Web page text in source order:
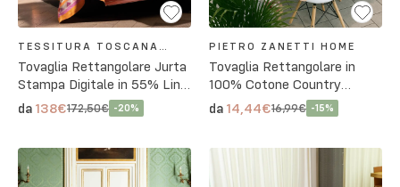
TESSITURA TOSCANA
TELERIE
Tovaglia Rettangolare Jurta
Stampa Digitale in 55% Lino
e 45% Cotone - 2 Misure
da 138€172,50€ -20%
PIETRO ZANETTI HOME
Tovaglia Rettangolare in
100% Cotone Country
Bordeaux
da 14,44€16,99€ -15%